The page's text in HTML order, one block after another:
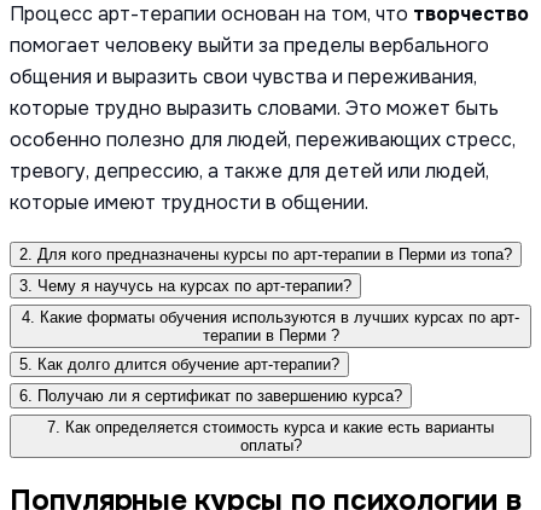
Процесс арт-терапии основан на том, что творчество
помогает человеку выйти за пределы вербального
общения и выразить свои чувства и переживания,
которые трудно выразить словами. Это может быть
особенно полезно для людей, переживающих стресс,
тревогу, депрессию, а также для детей или людей,
которые имеют трудности в общении.
2. Для кого предназначены курсы по арт-терапии в Перми из топа?
3. Чему я научусь на курсах по арт-терапии?
4. Какие форматы обучения используются в лучших курсах по арт-
терапии в Перми ?
5. Как долго длится обучение арт-терапии?
6. Получаю ли я сертификат по завершению курса?
7. Как определяется стоимость курса и какие есть варианты
оплаты?
Популярные курсы по психологии в